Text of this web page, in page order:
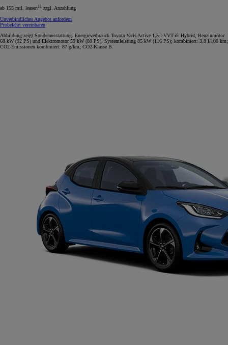
ab 155 mtl. leasen11 zzgl. Anzahlung
Unverbindliches Angebot anfordern
Probefahrt vereinbaren
Abbildung zeigt Sonderausstattung. Energieverbrauch Toyota Yaris Active 1,5-l-VVT-iE Hybrid, Benzinmotor
68 kW (92 PS) und Elektromotor 59 kW (80 PS), Systemleistung 85 kW (116 PS); kombiniert: 3.8 l/100 km;
CO2-Emissionen kombiniert: 87 g/km; CO2-Klasse B.